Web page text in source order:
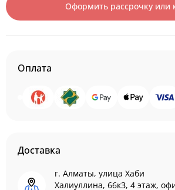
Оформить рассрочку или
Оплата
Доставка
г. Алматы, улица Хаби
Халиуллина, 66кЗ, 4 этаж,